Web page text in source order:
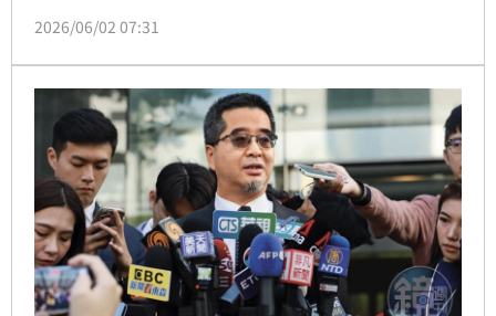
的重點紀錄，以及和馬會面的時間、談話摘要等，調查
馬報告此事，並獲馬裁示可以用、但要用於公務的紀
錄。
2026/06/02 07:31